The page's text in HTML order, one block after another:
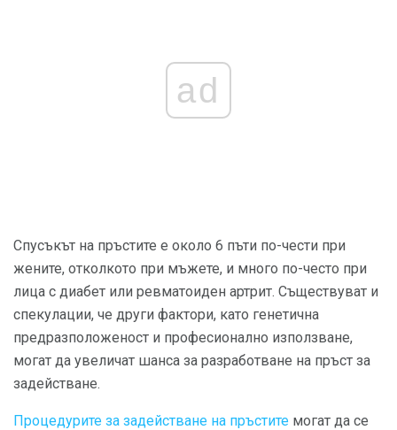
ad
Спусъкът на пръстите е около 6 пъти по-чести при
жените, отколкото при мъжете, и много по-често при
лица с диабет или ревматоиден артрит. Съществуват и
спекулации, че други фактори, като генетична
предразположеност и професионално използване,
могат да увеличат шанса за разработване на пръст за
задействане.
Процедурите за задействане на пръстите могат да се